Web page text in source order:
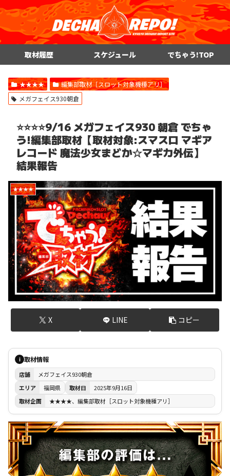
取材履歴 スケジュール でちゃう!TOP
★★★★
編集部取材［スロット対象機種アリ］
メガフェイス930朝倉
⭐️⭐️⭐️⭐️9/16 メガフェイス930 朝倉 でちゃ
う!編集部取材【取材対象:スマスロ マギア
レコード 魔法少女まどか☆マギカ外伝】
結果報告
★★★★
X LINE コピー
i 取材情報
店舗
メガフェイス930朝倉
エリア
福岡県 取材日
2025年9月16日
取材企画
★★★★、編集部取材［スロット対象機種アリ］